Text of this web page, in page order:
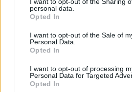
grant or deny consent to Google and
use your data for below specified
consent section.
personal data.
Opted In
I want to opt-out of the Sale of
Personal Data.
Opted In
I want to opt-out of processing
Personal Data for Targeted
Opted In
David Byrne karrierje a Talking
indult, de a zenekar feloszlása
is legendás pályát futott be,
kreatív, folyton kavargó
megjelent "Who Is The Sky?"
amely tele van vidám és